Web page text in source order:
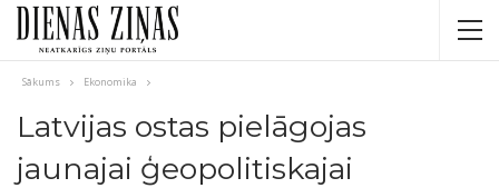
Sākums Ekonomika
Latvijas ostas pielāgojas
jaunajai ģeopolitiskajai